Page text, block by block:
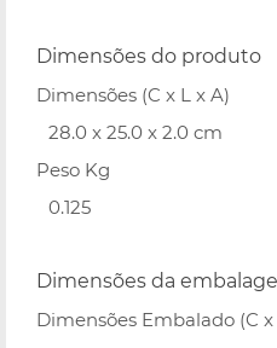
Dimensões do produto
Dimensões (C x L x A)
28.0 x 25.0 x 2.0 cm
Peso Kg
0.125
Dimensões da
Dimensões Embalado (C x